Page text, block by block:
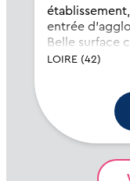
entrée
Belle surface
utilisée dans
distinctes
LOIRE (42)